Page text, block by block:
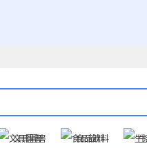
文具圖書
食品飲料